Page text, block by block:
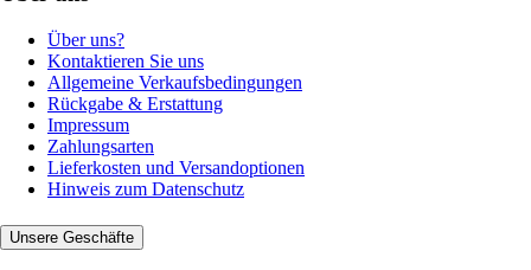
Über uns?
Kontaktieren Sie uns
Allgemeine Verkaufsbedingungen
Rückgabe & Erstattung
Impressum
Zahlungsarten
Lieferkosten und Versandoptionen
Hinweis zum Datenschutz
Unsere Geschäfte